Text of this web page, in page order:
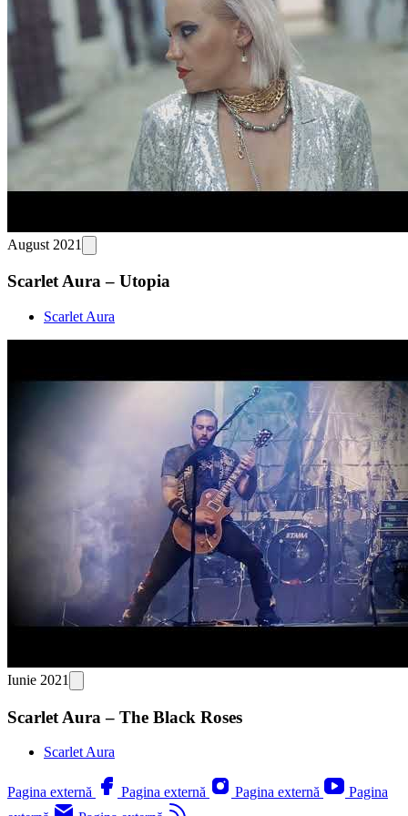
August 2021
Scarlet Aura – Utopia
Scarlet Aura
Iunie 2021
Scarlet Aura – The Black Roses
Scarlet Aura
Pagina externă Pagina externă Pagina externă
Pagina